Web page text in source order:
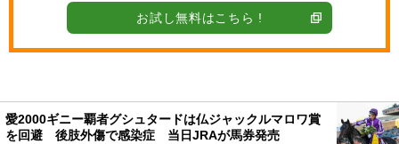
お試し無料はこちら !
愛2000ギニー覇者グシュタードは仏ジャックルマロワ賞
を回避 後肢外傷で感染症 当日JRAが馬券発売